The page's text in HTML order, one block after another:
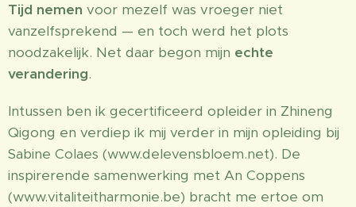
Tijd nemen voor mezelf was vroeger niet
vanzelfsprekend — en toch werd het plots
noodzakelijk. Net daar begon mijn echte
verandering.
Intussen ben ik gecertificeerd opleider in Zhineng
Qigong en verdiep ik mij verder in mijn opleiding bij
Sabine Colaes (www.delevensbloem.net). De
inspirerende samenwerking met An Coppens
(www.vitaliteitharmonie.be) bracht me ertoe om